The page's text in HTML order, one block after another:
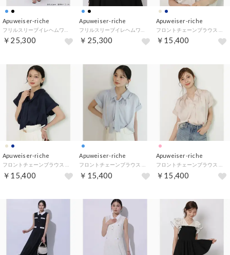
Apuweiser-riche
￥25,300
Apuweiser-riche
￥25,300
Apuweiser-riche
￥15,400
Apuweiser-riche
フロントチェーンブラウス （紺）
￥15,400
Apuweiser-riche
フロントチェーンブラウス （ライトブルー）
￥15,400
Apuweiser-riche
フロントチェーンブラウス （薄ピンク）
￥15,400